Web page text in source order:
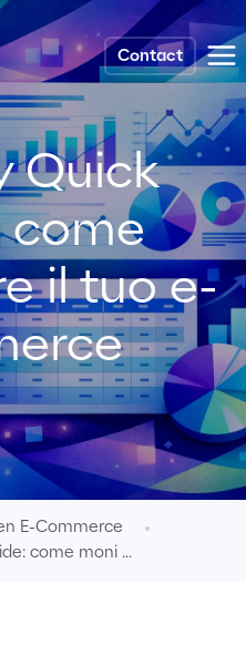
Contact
Quick
come
il tuo e-
E-Commerce
come moni ...